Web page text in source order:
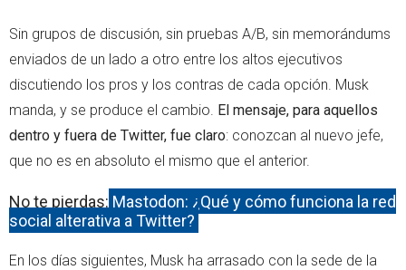
Sin grupos de discusión, sin pruebas A/B, sin memorándums
enviados de un lado a otro entre los altos ejecutivos
discutiendo los pros y los contras de cada opción. Musk
manda, y se produce el cambio. El mensaje, para aquellos
dentro y fuera de Twitter, fue claro: conozcan al nuevo jefe,
que no es en absoluto el mismo que el anterior.
No te pierdas: Mastodon: ¿Qué y cómo funciona la red
social alterativa a Twitter?
En los días siguientes, Musk ha arrasado con la sede de la